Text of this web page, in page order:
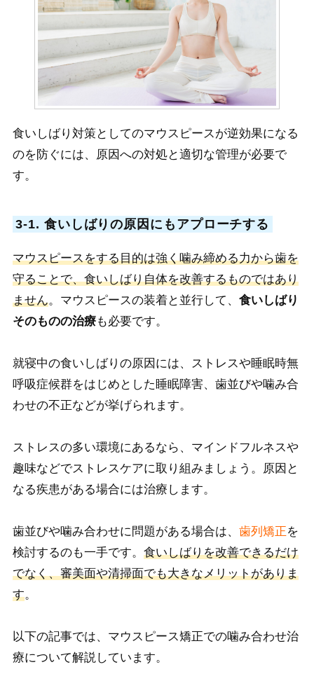
食いしばり対策としてのマウスピースが逆効果になる
のを防ぐには、原因への対処と適切な管理が必要で
す。
3-1. 食いしばりの原因にもアプローチする
マウスピースをする目的は強く噛み締める力から歯を
守ることで、食いしばり自体を改善するものではあり
ません。マウスピースの装着と並行して、 食いしばり
そのものの治療も必要です。
就寝中の食いしばりの原因には、ストレスや睡眠時無
呼吸症候群をはじめとした睡眠障害、歯並びや噛み合
わせの不正などが挙げられます。
ストレスの多い環境にあるなら、マインドフルネスや
趣味などでストレスケアに取り組みましょう。原因と
なる疾患がある場合には治療します。
歯並びや噛み合わせに問題がある場合は、 歯列矯正を
検討するのも一手です。 食いしばりを改善できるだけ
でなく、審美面や清掃面でも大きなメリットがありま
す。
以下の記事では、マウスピース矯正での噛み合わせ治
療について解説しています。